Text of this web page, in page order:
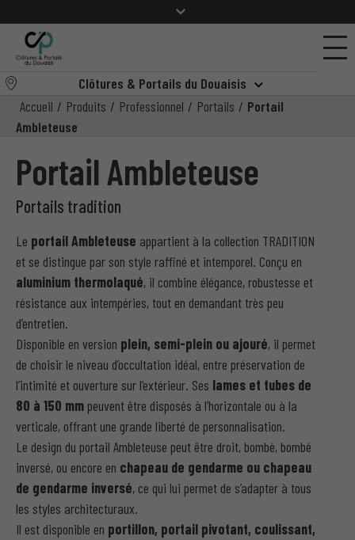
Clôtures & Portails du Douaisis
Accueil / Produits / Professionnel / Portails / Portail
Ambleteuse
Portail Ambleteuse
Portails tradition
Le portail Ambleteuse appartient à la collection TRADITION
et se distingue par son style raffiné et intemporel. Conçu en
aluminium thermolaqué, il combine élégance, robustesse et
résistance aux intempéries, tout en demandant très peu
d’entretien.
Disponible en version plein, semi-plein ou ajouré, il permet
de choisir le niveau d’occultation idéal, entre préservation de
l’intimité et ouverture sur l’extérieur. Ses lames et tubes de
80 à 150 mm peuvent être disposés à l’horizontale ou à la
verticale, offrant une grande liberté de personnalisation.
Le design du portail Ambleteuse peut être droit, bombé, bombé
inversé, ou encore en chapeau de gendarme ou chapeau
de gendarme inversé, ce qui lui permet de s’adapter à tous
les styles architecturaux.
Il est disponible en portillon, portail pivotant, coulissant,